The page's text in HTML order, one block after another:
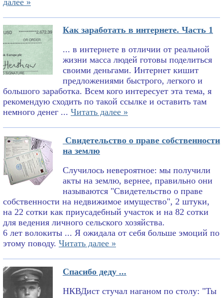
Как заработать в интернете. Часть 1
... в интернете в отличии от реальной
жизни масса людей готовы поделиться
своими деньгами. Интернет кишит
предложениями быстрого, легкого и
большого заработка. Всем кого интересует эта тема, я
рекомендую сходить по такой ссылке и оставить там
немного денег ... Читать далее »
Свидетельство о праве собственности
на землю
Случилось невероятное: мы получили
акты на землю, вернее, правильно они
называются "Свидетельство о праве
собственности на недвижимое имущество", 2 штуки,
на 22 сотки как приусадебный участок и на 82 сотки
для ведения личного сельского хозяйства.
6 лет волокиты ... Я ожидала от себя больше эмоций по
этому поводу. Читать далее »
Спасибо деду ...
НКВДист стучал наганом по столу: "Ты